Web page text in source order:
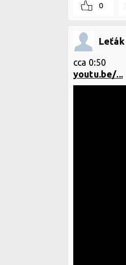
0
Leťák
cca 0:50
youtu.be/...